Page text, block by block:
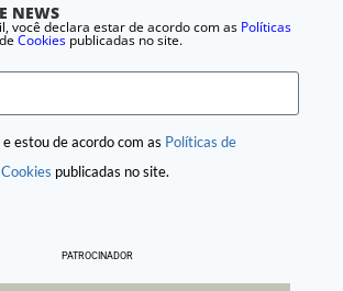
NEWS
você declara estar de acordo com as Políticas
Cookies publicadas no site.
estou de acordo com as Políticas de
Cookies publicadas no site.
PATROCINADOR